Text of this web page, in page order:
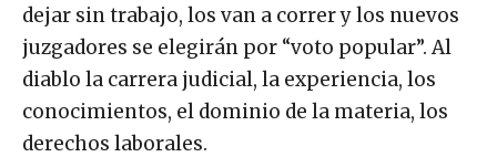
dejar sin trabajo, los van a correr y los nuevos
juzgadores se elegirán por “voto popular”. Al
diablo la carrera judicial, la experiencia, los
conocimientos, el dominio de la materia, los
derechos laborales.